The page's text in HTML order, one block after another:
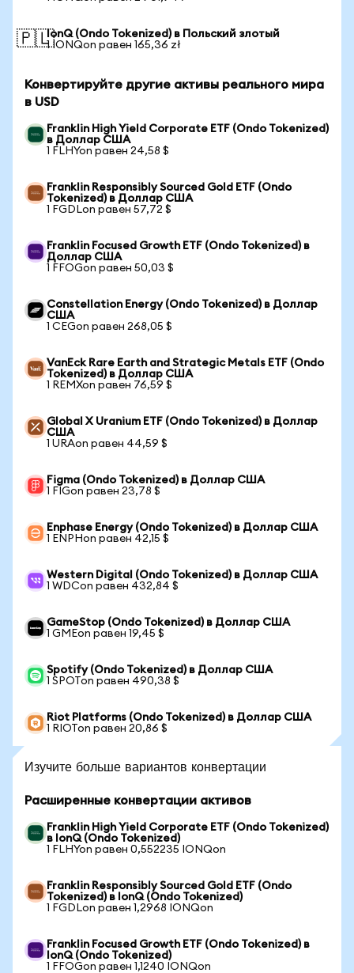
🇵🇱IonQ (Ondo Tokenized) в Польский злотый
1 IONQon равен 165,36 zł
Конвертируйте другие активы реального мира
в USD
Franklin High Yield Corporate ETF (Ondo Tokenized)
в Доллар США
1 FLHYon равен 24,58 $
Franklin Responsibly Sourced Gold ETF (Ondo
Tokenized) в Доллар США
1 FGDLon равен 57,72 $
Franklin Focused Growth ETF (Ondo Tokenized) в
Доллар США
1 FFOGon равен 50,03 $
Constellation Energy (Ondo Tokenized) в Доллар
США
1 CEGon равен 268,05 $
VanEck Rare Earth and Strategic Metals ETF (Ondo
Tokenized) в Доллар США
1 REMXon равен 76,59 $
Global X Uranium ETF (Ondo Tokenized) в Доллар
США
1 URAon равен 44,59 $
Figma (Ondo Tokenized) в Доллар США
1 FIGon равен 23,78 $
Enphase Energy (Ondo Tokenized) в Доллар США
1 ENPHon равен 42,15 $
Western Digital (Ondo Tokenized) в Доллар США
1 WDCon равен 432,84 $
GameStop (Ondo Tokenized) в Доллар США
1 GMEon равен 19,45 $
Spotify (Ondo Tokenized) в Доллар США
1 SPOTon равен 490,38 $
Riot Platforms (Ondo Tokenized) в Доллар США
1 RIOTon равен 20,86 $
Изучите больше вариантов конвертации
Расширенные конвертации активов
Franklin High Yield Corporate ETF (Ondo Tokenized)
в IonQ (Ondo Tokenized)
1 FLHYon равен 0,552235 IONQon
Franklin Responsibly Sourced Gold ETF (Ondo
Tokenized) в IonQ (Ondo Tokenized)
1 FGDLon равен 1,2968 IONQon
Franklin Focused Growth ETF (Ondo Tokenized) в
IonQ (Ondo Tokenized)
1 FFOGon равен 1,1240 IONQon